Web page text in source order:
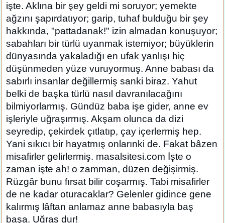
işte. Aklına bir şey geldi mi soruyor; yemekte
ağzını şapırdatıyor; garip, tuhaf bulduğu bir şey
hakkında, "pattadanak!" izin almadan konuşuyor;
sabahları bir türlü uyanmak istemiyor; büyüklerin
dünyasında yakaladığı en ufak yanlışı hiç
düşünmeden yüze vuruyormuş. Anne babası da
sabırlı insanlar değillermiş sanki biraz. Yahut
belki de başka türlü nasıl davranılacağını
bilmiyorlarmış. Gündüz baba işe gider, anne ev
işleriyle uğraşırmış. Akşam olunca da dizi
seyredip, çekirdek çıtlatıp, çay içerlermiş hep.
Yani sıkıcı bir hayatmış onlarınki de. Fakat bâzen
misafirler gelirlermiş. masalsitesi.com İşte o
zaman işte ah! o zamman, düzen değişirmiş.
Rüzgâr bunu fırsat bilir coşarmış. Tabi misafirler
de ne kadar oturacaklar? Gelenler gidince gene
kalırmış lâftan anlamaz anne babasıyla baş
başa. Uğraş dur!